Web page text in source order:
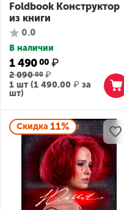
Foldbook Конструктор
из книги
0.0
В наличии
2 090 00 ₽
1 49000 ₽
1 шт (1 490.00 ₽ за
шт)
Скидка 11%